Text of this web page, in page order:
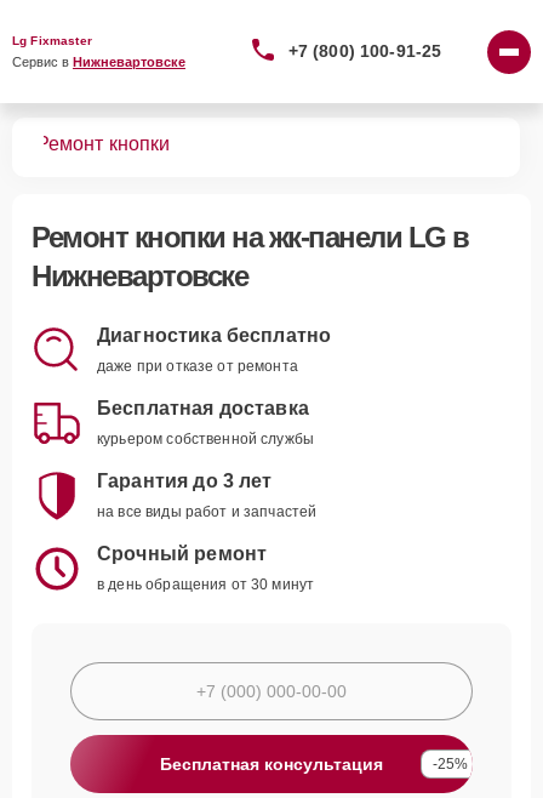
Lg Fixmaster
Сервис в Нижневартовске
+7 (800) 100-91-25
Ремонт кнопки
Ремонт кнопки на жк-панели LG в
Нижневартовске
Диагностика бесплатно
даже при отказе от ремонта
Бесплатная доставка
курьером собственной службы
Гарантия до 3 лет
на все виды работ и запчастей
Срочный ремонт
в день обращения от 30 минут
Бесплатная консультация -25%